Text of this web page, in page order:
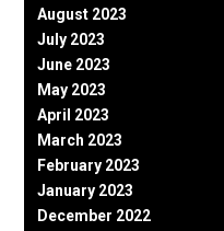
August 2023
July 2023
June 2023
May 2023
April 2023
March 2023
February 2023
January 2023
December 2022